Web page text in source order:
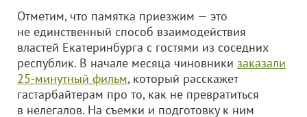
Отметим, что памятка приезжим — это
не единственный способ взаимодействия
властей Екатеринбурга с гостями из соседних
республик. В начале месяца чиновники заказали
25-минутный фильм, который расскажет
гастарбайтерам про то, как не превратиться
в нелегалов. На съемки и подготовку к ним